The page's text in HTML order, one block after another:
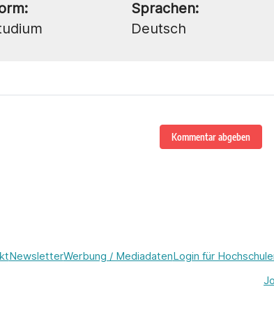
Sprachen:
Deutsch
Kommentar abgeben
NewsletterWerbung / MediadatenLogin für